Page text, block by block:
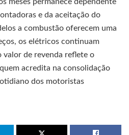
meses permanece dependente
e da aceitação do
a combustão oferecem uma
os elétricos continuam
valor de revenda reflete o
acredita na consolidação
dos motoristas